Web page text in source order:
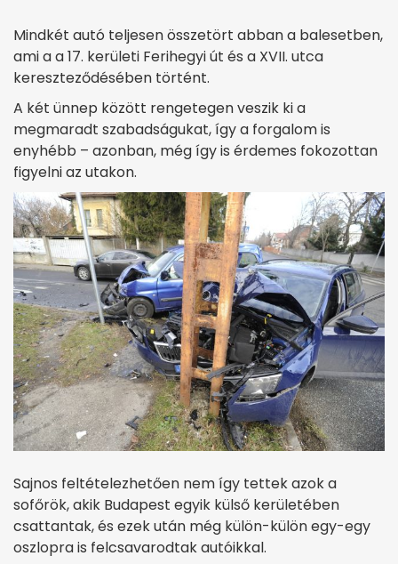
Mindkét autó teljesen összetört abban a balesetben,
ami a a 17. kerületi Ferihegyi út és a XVII. utca
kereszteződésében történt.
A két ünnep között rengetegen veszik ki a
megmaradt szabadságukat, így a forgalom is
enyhébb – azonban, még így is érdemes fokozottan
figyelni az utakon.
Sajnos feltételezhetően nem így tettek azok a
sofőrök, akik Budapest egyik külső kerületében
csattantak, és ezek után még külön-külön egy-egy
oszlopra is felcsavarodtak autóikkal.